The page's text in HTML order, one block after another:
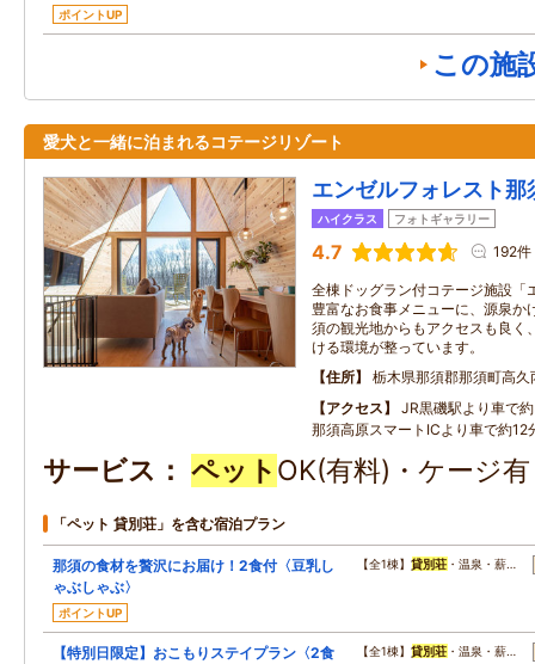
ポイントUP
この施
愛犬と一緒に泊まれるコテージリゾート
エンゼルフォレスト那
ハイクラス フォトギャラリー
4.7 192件
全棟ドッグラン付コテージ施設「
豊富なお食事メニューに、源泉か
須の観光地からもアクセスも良く
ける環境が整っています。
住所
栃木県那須郡那須町高
アクセス
JR黒磯駅より車で
那須高原スマートICより車で約12
サービス ペット OK(有料)・ケージ
「ペット 貸別荘」を含む宿泊プラン
那須の食材を贅沢にお届け！2食付〈豆乳し
ゃぶしゃぶ〉
ポイントUP
【全1棟】貸別荘 ・温泉・薪…
【特別日限定】おこもりステイプラン〈2食
【全1棟】貸別荘 ・温泉・薪…